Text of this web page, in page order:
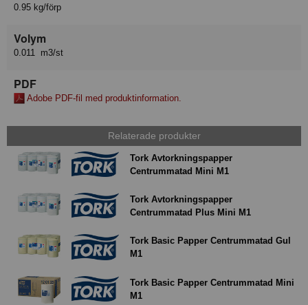
0.95 kg/förp
Volym
0.011 m3/st
PDF
Adobe PDF-fil med produktinformation.
Relaterade produkter
Tork Avtorkningspapper
Centrummatad Mini M1
Tork Avtorkningspapper
Centrummatad Plus Mini M1
Tork Basic Papper Centrummatad Gul
M1
Tork Basic Papper Centrummatad Mini
M1